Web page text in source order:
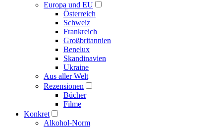
Europa und EU
Österreich
Schweiz
Frankreich
Großbritannien
Benelux
Skandinavien
Ukraine
Aus aller Welt
Rezensionen
Bücher
Filme
Konkret
Alkohol-Norm